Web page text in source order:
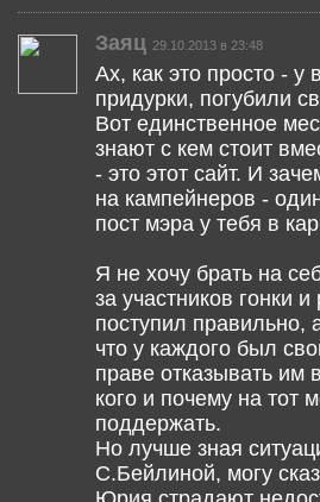
Заяц 29.10.2013 в 23:48
Ах, как это просто - у
придурки, погубили
Вот единственное
знают с кем стоит
- это этот сайт. И
на кампейнеров -
пост мэра у тебя в
Я не хочу брать на
за участников гонки
поступил правильно,
что у каждого был
праве отказывать им
кого и почему на тот
поддержать.
Но лучше зная
С.Бейлиной, могу